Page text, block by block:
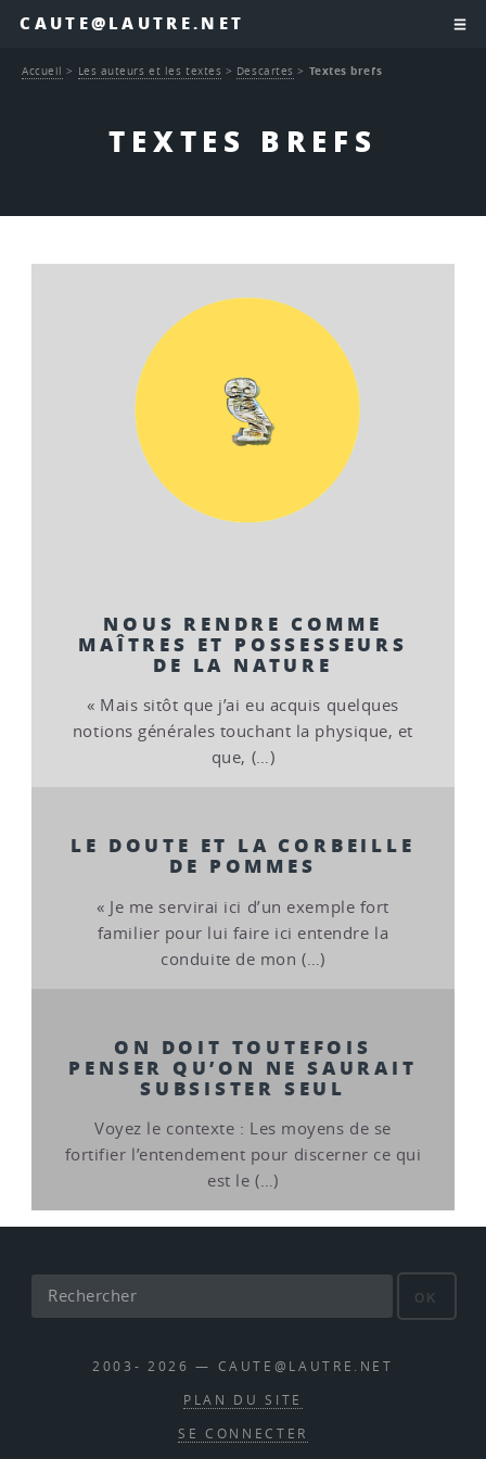
CAUTE@LAUTRE.NET
TEXTES BREFS
Accueil > Les auteurs et les textes > Descartes > Textes brefs
NOUS RENDRE COMME
MAÎTRES ET POSSESSEURS
DE LA NATURE
« Mais sitôt que j’ai eu acquis quelques
notions générales touchant la physique, et
que, (…)
LE DOUTE ET LA CORBEILLE
DE POMMES
« Je me servirai ici d’un exemple fort
familier pour lui faire ici entendre la
conduite de mon (…)
ON DOIT TOUTEFOIS
PENSER QU’ON NE SAURAIT
SUBSISTER SEUL
Voyez le contexte : Les moyens de se
fortifier l’entendement pour discerner ce qui
est le (…)
OK
2003- 2026 — CAUTE@LAUTRE.NET
PLAN DU SITE
SE CONNECTER